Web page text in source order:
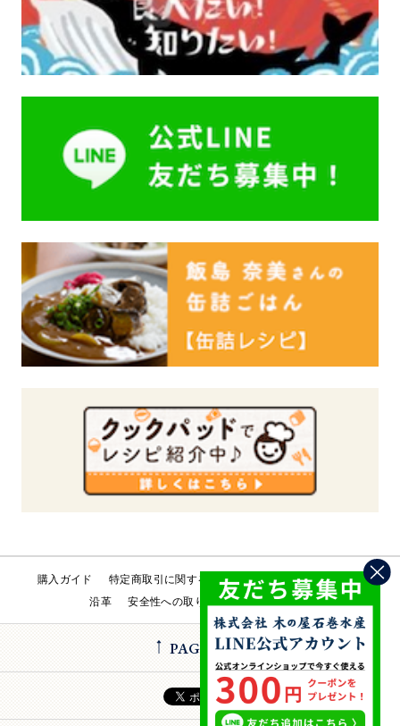
購入ガイド 特定商取引に関する法律 会社概要
工場直売所
沿革
安全性への取り組み お問い合わせ
PAGE TOP